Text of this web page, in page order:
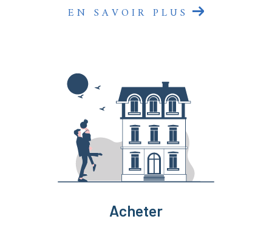
EN SAVOIR PLUS
Acheter